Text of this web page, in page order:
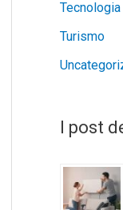
Tecnologia
Turismo
I post